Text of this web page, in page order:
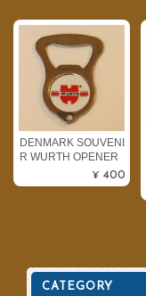
DENMARK SOUVENI
R WURTH OPENER
¥400
CATEGORY